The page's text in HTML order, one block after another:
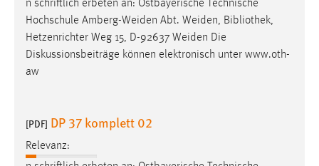
n schriftlich erbeten an: Ostbayerische Technische
Hochschule Amberg-Weiden Abt. Weiden, Bibliothek,
Hetzenrichter Weg 15, D-92637 Weiden Die
Diskussionsbeiträge können elektronisch unter www.oth-
aw
[PDF] DP 37 komplett 02
Relevanz: